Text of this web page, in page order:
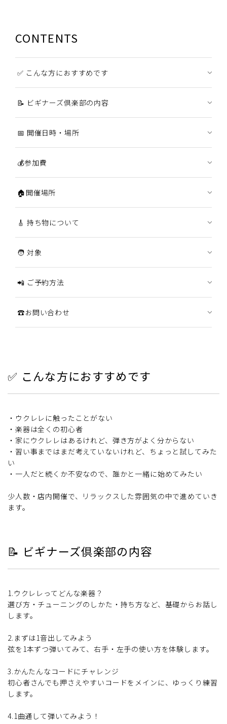
CONTENTS
✅ こんな方におすすめです
📝 ビギナーズ倶楽部の内容
📅 開催日時・場所
💰参加費
🏠開催場所
🎸 持ち物について
🧑 対象
📲 ご予約方法
☎お問い合わせ
✅ こんな方におすすめです
・ウクレレに触ったことがない
・楽器は全くの初心者
・家にウクレレはあるけれど、弾き方がよく分からない
・習い事まではまだ考えていないけれど、ちょっと試してみた
い
・一人だと続くか不安なので、誰かと一緒に始めてみたい
少人数・店内開催で、リラックスした雰囲気の中で進めていき
ます。
📝 ビギナーズ倶楽部の内容
1.ウクレレってどんな楽器？
選び方・チューニングのしかた・持ち方など、基礎からお話し
します。
2.まずは1音出してみよう
弦を1本ずつ弾いてみて、右手・左手の使い方を体験します。
3.かんたんなコードにチャレンジ
初心者さんでも押さえやすいコードをメインに、ゆっくり練習
します。
4.1曲通して弾いてみよう！